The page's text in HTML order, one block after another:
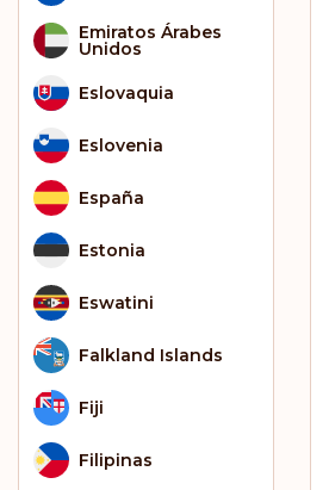
Emiratos Árabes
Unidos
Eslovaquia
Eslovenia
España
Estonia
Eswatini
Falkland Islands
Fiji
Filipinas